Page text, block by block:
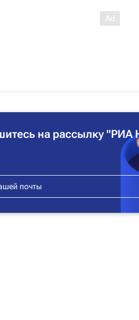
на рассылку "РИА